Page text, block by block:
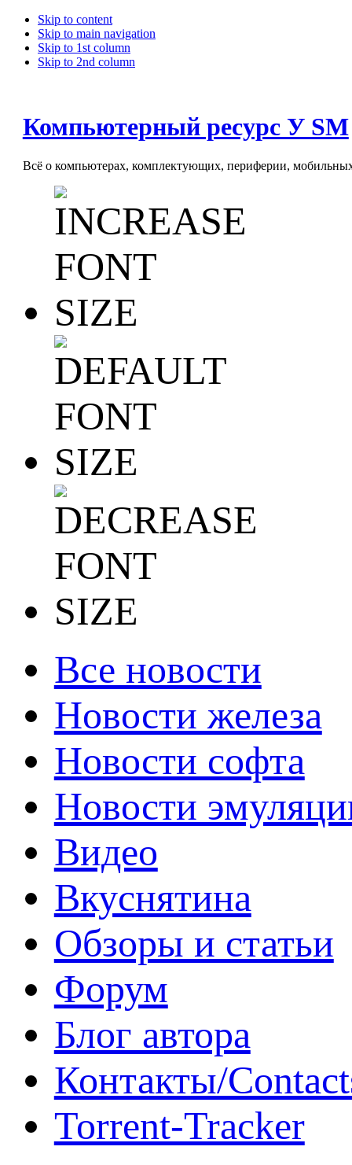
Skip to content
Skip to main navigation
Skip to 1st column
Skip to 2nd column
Компьютерный ресурс У SM
Всё о компьютерах, комплектующих, периферии, мобильных
Все новости
Новости железа
Новости софта
Новости
Видео
Вкуснятина
Обзоры и статьи
Форум
Блог автора
Контакты/
Torrent-Tracker